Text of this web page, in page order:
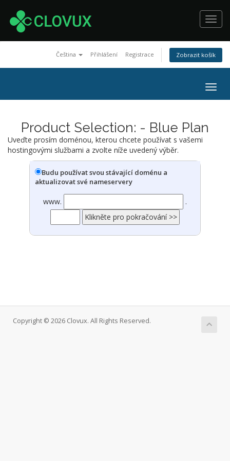
Čeština Přihlášení Registrace Zobrazit košík
Product Selection: - Blue Plan
Uveďte prosím doménou, kterou chcete používat s vašemi
hostingovými službami a zvolte níže uvedený výběr.
Budu používat svou stávající doménu a
aktualizovat své nameservery
www. .
Copyright © 2026 Clovux. All Rights Reserved.